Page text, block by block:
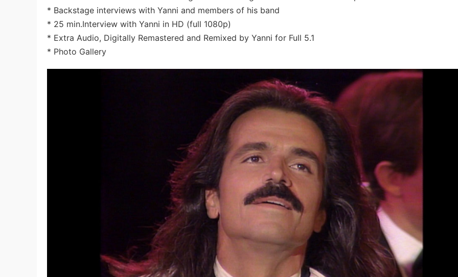
* Backstage interviews with Yanni and members of his band
* 25 min.Interview with Yanni in HD (full 1080p)
* Extra Audio, Digitally Remastered and Remixed by Yanni for Full 5.1
* Photo Gallery